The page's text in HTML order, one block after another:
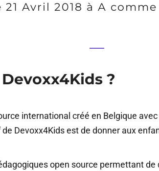
21 Avril 2018 à A
?
international créé en Belgique
de Devoxx4Kids est de donner aux
open source permettant